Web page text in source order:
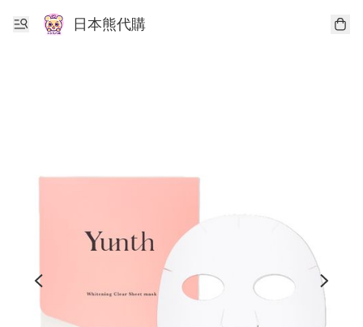
日本熊代購